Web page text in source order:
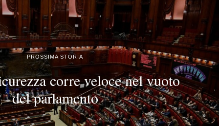
PROSSIMA STORIA
corre veloce nel vuoto
del parlamento